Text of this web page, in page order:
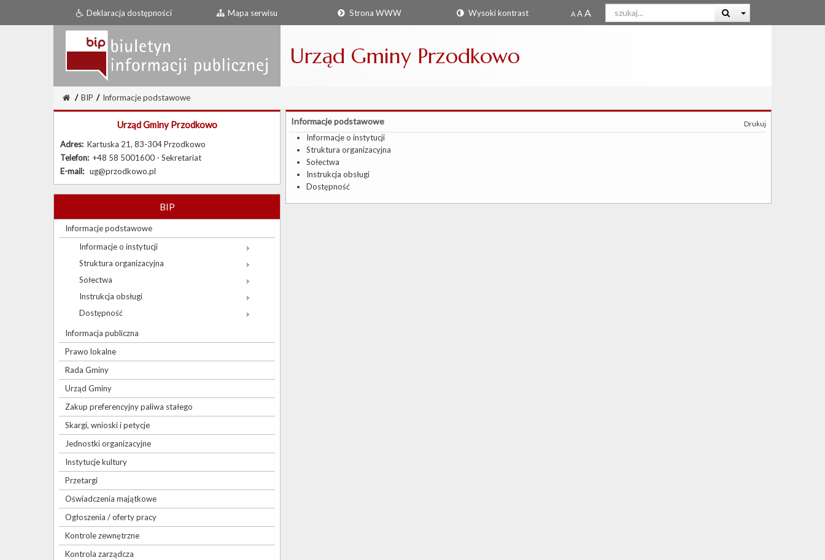
Deklaracja dostępności Mapa serwisu Strona WWW Wysoki kontrast
Urząd Gminy Przodkowo
/ BIP / Informacje podstawowe
Urząd Gminy Przodkowo
Adres: Kartuska 21, 83-304 Przodkowo
Telefon: +48 58 5001600 - Sekretariat
E-mail: ug@przodkowo.pl
BIP
Informacje podstawowe
Informacje o instytucji
Struktura organizacyjna
Sołectwa
Instrukcja obsługi
Dostępność
Informacja publiczna
Prawo lokalne
Rada Gminy
Urząd Gminy
Zakup preferencyjny paliwa stałego
Skargi, wnioski i petycje
Jednostki organizacyjne
Instytucje kultury
Przetargi
Oświadczenia majątkowe
Ogłoszenia / oferty pracy
Kontrole zewnętrzne
Kontrola zarządcza
Drukuj
Informacje podstawowe
Informacje o instytucji
Struktura organizacyjna
Sołectwa
Instrukcja obsługi
Dostępność